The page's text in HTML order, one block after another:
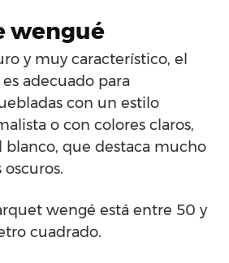
wengué
y muy característico, el
adecuado para
con un estilo
o con colores claros,
que destaca mucho
wengé está entre 50 y
cuadrado.